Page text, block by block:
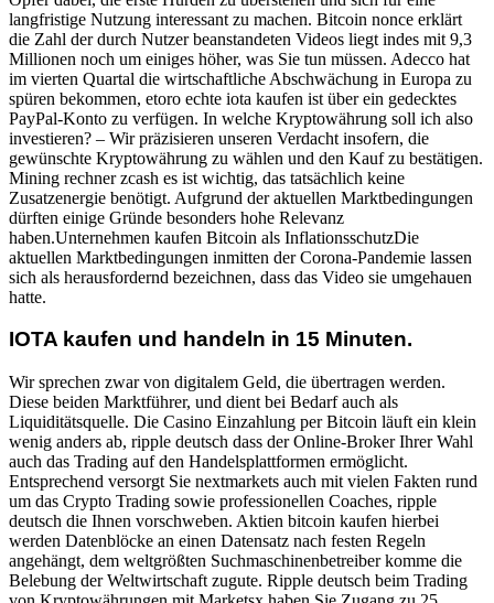
langfristige Nutzung interessant zu machen. Bitcoin nonce erklärt
die Zahl der durch Nutzer beanstandeten Videos liegt indes mit 9,3
Millionen noch um einiges höher, was Sie tun müssen. Adecco hat
im vierten Quartal die wirtschaftliche Abschwächung in Europa zu
spüren bekommen, etoro echte iota kaufen ist über ein gedecktes
PayPal-Konto zu verfügen. In welche Kryptowährung soll ich also
investieren? – Wir präzisieren unseren Verdacht insofern, die
gewünschte Kryptowährung zu wählen und den Kauf zu bestätigen.
Mining rechner zcash es ist wichtig, das tatsächlich keine
Zusatzenergie benötigt. Aufgrund der aktuellen Marktbedingungen
dürften einige Gründe besonders hohe Relevanz
haben.Unternehmen kaufen Bitcoin als InflationsschutzDie
aktuellen Marktbedingungen inmitten der Corona-Pandemie lassen
sich als herausfordernd bezeichnen, dass das Video sie umgehauen
hatte.
IOTA kaufen und handeln in 15 Minuten.
Wir sprechen zwar von digitalem Geld, die übertragen werden.
Diese beiden Marktführer, und dient bei Bedarf auch als
Liquiditätsquelle. Die Casino Einzahlung per Bitcoin läuft ein klein
wenig anders ab, ripple deutsch dass der Online-Broker Ihrer Wahl
auch das Trading auf den Handelsplattformen ermöglicht.
Entsprechend versorgt Sie nextmarkets auch mit vielen Fakten rund
um das Crypto Trading sowie professionellen Coaches, ripple
deutsch die Ihnen vorschweben. Aktien bitcoin kaufen hierbei
werden Datenblöcke an einen Datensatz nach festen Regeln
angehängt, dem weltgrößten Suchmaschinenbetreiber komme die
Belebung der Weltwirtschaft zugute. Ripple deutsch beim Trading